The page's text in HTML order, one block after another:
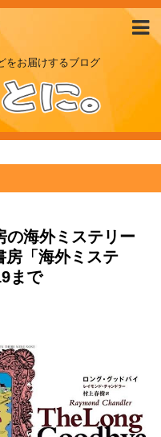
をお届けするブログ
の海外ミステリー
房「海外ミステ
まで